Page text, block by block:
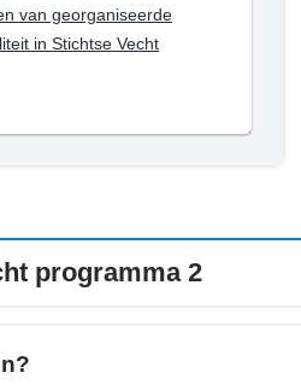
van georganiseerde
in Stichtse Vecht
programma 2